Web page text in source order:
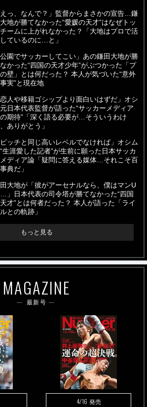
えっ、なんで？」監督からまさかの宣告…鎌
地が勝てなかった“愛媛の天才”はなぜトッ
ームに上がれなかった？「大地はプロで活
ているのに…と」
公園でサッカーしてこい」あの鎌田大地が勝
かった“四国の天才少年”がぶつかった「プ
壁」とは何だった？ 本人が気づいた“意外
実”と現在地
恋人や移籍ゴシップより面白いはずだ」オシ
日本代表監督が語った“サッカーメディア
期待”「深く語る必要が…そういうわけ
ありがとう」
ピッチと同じ高いレベルでなければ」オシム
生涯愛した記者”が生前に願った日本サッカ
ディア論「疑問に答える媒体…それこそ百
典だ」
大地が「彼がアーセナルなら、僕はマンU
」日本代表の司令塔が勝てなかった“四国
才”とは何者だった？ 本人が語った「ライ
との軌跡」
もっと見る
MAGAZINE
最新号
4/16 発売